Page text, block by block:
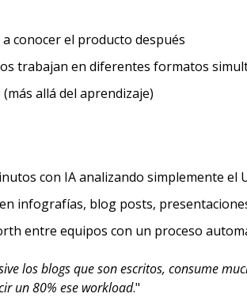
conocer el producto después
trabajan en diferentes formatos
allá del aprendizaje)
con IA analizando simplemente el
infografías, blog posts,
entre equipos con un proceso
los blogs que son escritos, consume
un 80% ese workload."